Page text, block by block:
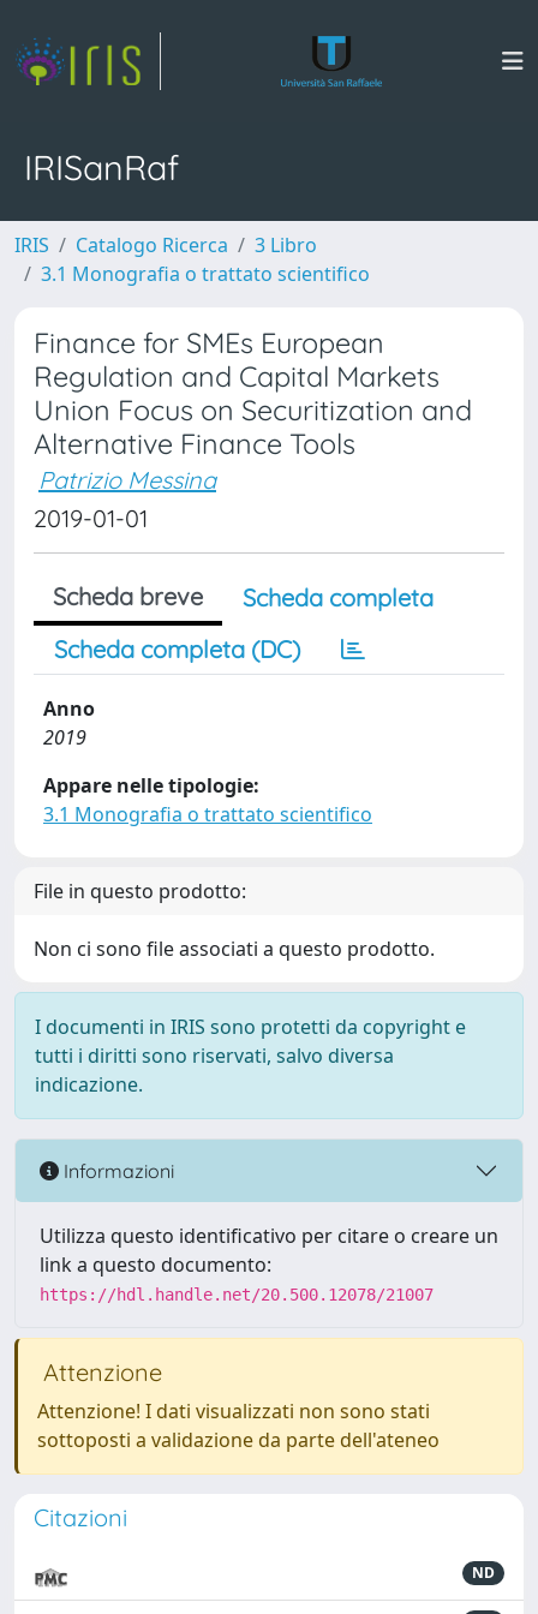
IRISanRaf
IRIS Catalogo Ricerca
3 Libro
3.1 Monografia o trattato scientifico
Finance for SMEs European
Regulation and Capital Markets
Union Focus on Securitization and
Alternative Finance Tools
Patrizio Messina
2019-01-01
Scheda breve
Scheda completa
Scheda completa (DC)
Anno
2019
Appare nelle tipologie:
3.1 Monografia o trattato scientifico
File in questo prodotto:
Non ci sono file associati a questo prodotto.
I documenti in IRIS sono protetti da copyright e
tutti i diritti sono riservati, salvo diversa
indicazione.
Informazioni
Utilizza questo identificativo per citare o creare un
link a questo documento:
https://hdl.handle.net/20.500.12078/21007
Attenzione
Attenzione! I dati visualizzati non sono stati
sottoposti a validazione da parte dell'ateneo
Citazioni
ND